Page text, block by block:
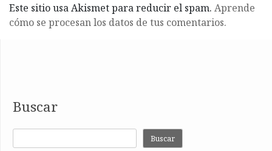
Este sitio usa Akismet para reducir el spam. Aprende
cómo se procesan los datos de tus comentarios.
Buscar
Buscar